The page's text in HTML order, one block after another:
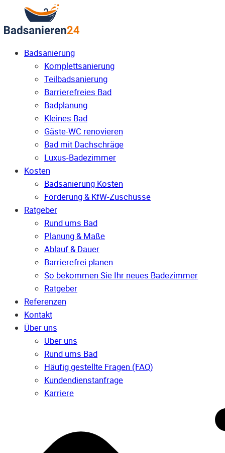
Badsanierung
Komplettsanierung
Teilbadsanierung
Barrierefreies Bad
Badplanung
Kleines Bad
Gäste-WC renovieren
Bad mit Dachschräge
Luxus-Badezimmer
Kosten
Badsanierung Kosten
Förderung & KfW-Zuschüsse
Ratgeber
Rund ums Bad
Planung & Maße
Ablauf & Dauer
Barrierefrei planen
So bekommen Sie Ihr neues Badezimmer
Ratgeber
Referenzen
Kontakt
Über uns
Über uns
Rund ums Bad
Häufig gestellte Fragen (FAQ)
Kunden­dienst­anfrage
Karriere